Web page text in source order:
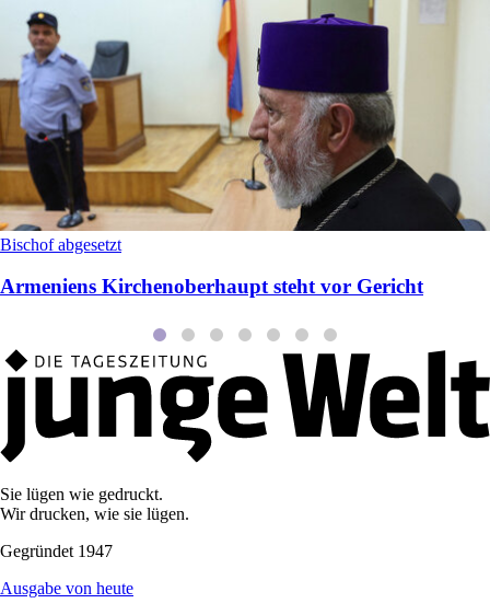
Bischof abgesetzt
Armeniens Kirchenoberhaupt steht vor Gericht
Sie lügen wie gedruckt.
Wir drucken, wie sie lügen.
Gegründet 1947
Ausgabe von heute